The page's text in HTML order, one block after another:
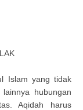
Islam yang tidak
hubungan
Aqidah harus